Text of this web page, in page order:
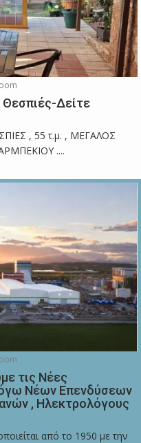
Θεσπιές-Δείτε
, 55 τ.μ. , ΜΕΓΑΛΟΣ
....
τις Νέες
Νέων Επενδύσεων
, Ηλεκτρολόγους
από το 1950 με την